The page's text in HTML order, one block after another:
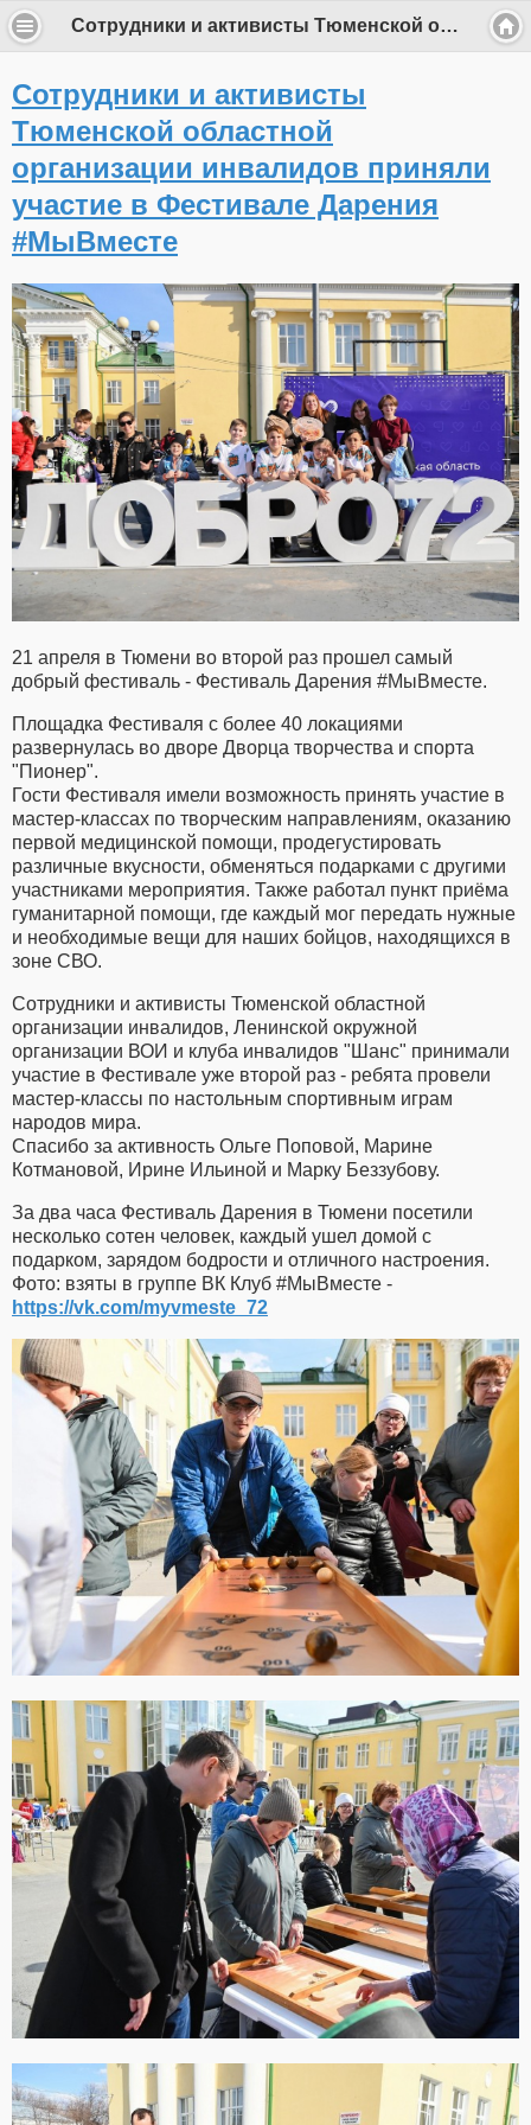
Сотрудники и активисты Тюменской областной организации инвалидов приняли участие в Фестивале Дарения #МыВместе
Сотрудники и активисты
Тюменской областной
организации инвалидов приняли
участие в Фестивале Дарения
#МыВместе
21 апреля в Тюмени во второй раз прошел самый
добрый фестиваль - Фестиваль Дарения #МыВместе.
Площадка Фестиваля с более 40 локациями
развернулась во дворе Дворца творчества и спорта
"Пионер".
Гости Фестиваля имели возможность принять участие в
мастер-классах по творческим направлениям, оказанию
первой медицинской помощи, продегустировать
различные вкусности, обменяться подарками с другими
участниками мероприятия. Также работал пункт приёма
гуманитарной помощи, где каждый мог передать нужные
и необходимые вещи для наших бойцов, находящихся в
зоне СВО.
Сотрудники и активисты Тюменской областной
организации инвалидов, Ленинской окружной
организации ВОИ и клуба инвалидов "Шанс" принимали
участие в Фестивале уже второй раз - ребята провели
мастер-классы по настольным спортивным играм
народов мира.
Спасибо за активность Ольге Поповой, Марине
Котмановой, Ирине Ильиной и Марку Беззубову.
За два часа Фестиваль Дарения в Тюмени посетили
несколько сотен человек, каждый ушел домой с
подарком, зарядом бодрости и отличного настроения.
Фото: взяты в группе ВК Клуб #МыВместе -
https://vk.com/myvmeste_72